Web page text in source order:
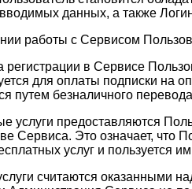
данных, а также
работы с Сервисом
в Сервисе
для оплаты подписки на
путем безналичного
услуги предоставляются
Сервиса. Это означает, что
услуг и пользуется
считаются оказанными